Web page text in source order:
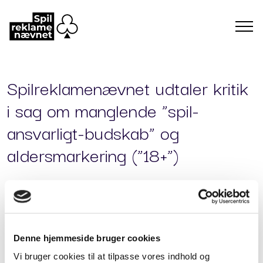
Denne hjemmeside bruger cookies
Vi bruger cookies til at tilpasse vores indhold og
Spilreklamenævnet udtaler kritik
i sag om manglende ”spil-
ansvarligt-budskab” og
aldersmarkering (”18+”)
2026-04-30
Ny beslutning om udtalelse fra
Spilreklamenævnet har behandlet en sag, hvor der var
klaget over, at der ved et Facebook-opslag fra gruppen